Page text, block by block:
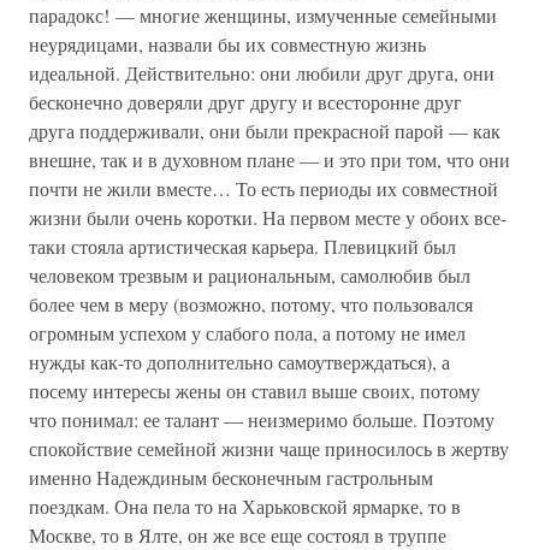
парадокс! — многие женщины, измученные семейными
неурядицами, назвали бы их совместную жизнь
идеальной. Действительно: они любили друг друга, они
бесконечно доверяли друг другу и всесторонне друг
друга поддерживали, они были прекрасной парой — как
внешне, так и в духовном плане — и это при том, что они
почти не жили вместе… То есть периоды их совместной
жизни были очень коротки. На первом месте у обоих все-
таки стояла артистическая карьера. Плевицкий был
человеком трезвым и рациональным, самолюбив был
более чем в меру (возможно, потому, что пользовался
огромным успехом у слабого пола, а потому не имел
нужды как-то дополнительно самоутверждаться), а
посему интересы жены он ставил выше своих, потому
что понимал: ее талант — неизмеримо больше. Поэтому
спокойствие семейной жизни чаще приносилось в жертву
именно Надеждиным бесконечным гастрольным
поездкам. Она пела то на Харьковской ярмарке, то в
Москве, то в Ялте, он же все еще состоял в труппе